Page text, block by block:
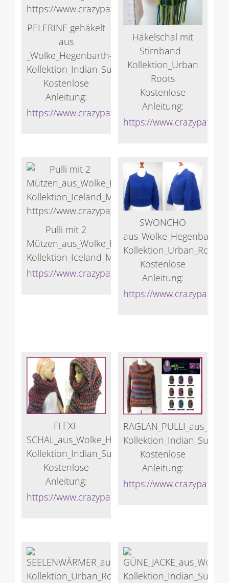
PELERINE gehäkelt
aus
_Wolke_Hegenbarth-
Kollektion_Indian_Summer
Kostenlose
Anleitung:
https://www.crazypatterns.net/de/store/
Häkelschal mit
Stirnband -
Kollektion_Urban
Roots
Kostenlose
Anleitung:
https://
Pulli mit 2
Mützen_aus_Wolke_Hegenbarth-
Kollektion_Iceland_Magic
https://www.crazypatterns.net/de/store/
SWONCHO
aus_Wolke_Hegenbarth-
Kollektion_Urban_Roots
Kostenlose
Anleitung:
https://
FLEXI-
SCHAL_aus_Wolke_Hegenbarth-
Kollektion_Indian_Summer
Kostenlose
Anleitung:
https://www.crazypatterns.net/de/store/
Kostenlose
Anleitung:
https://